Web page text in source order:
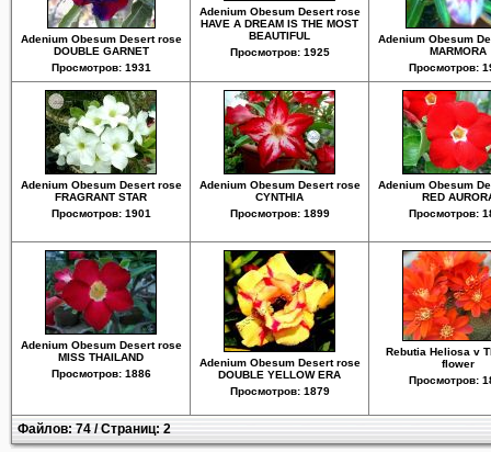
Adenium Obesum Desert rose
DOUBLE GARNET
Просмотров: 1931
Adenium Obesum Desert rose
HAVE A DREAM IS THE MOST
BEAUTIFUL
Просмотров: 1925
Adenium Obesum
MARMORA
Просмотров:
Adenium Obesum Desert rose
FRAGRANT STAR
Просмотров: 1901
Adenium Obesum Desert rose
CYNTHIA
Просмотров: 1899
Adenium Obesum
RED
Просмотров:
Adenium Obesum Desert rose
MISS THAILAND
Просмотров: 1886
Adenium Obesum Desert rose
DOUBLE YELLOW ERA
Просмотров: 1879
Rebutia Heliosa v
flower
Просмотров:
Файлов: 74 / Страниц: 2